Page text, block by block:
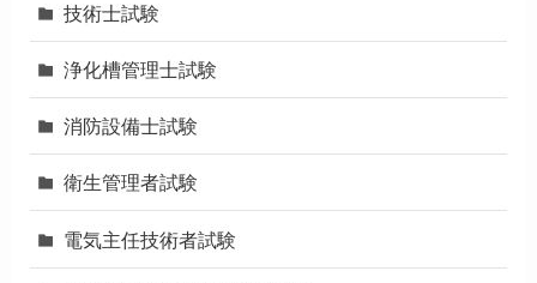
技術士試験
浄化槽管理士試験
消防設備士試験
衛生管理者試験
電気主任技術者試験